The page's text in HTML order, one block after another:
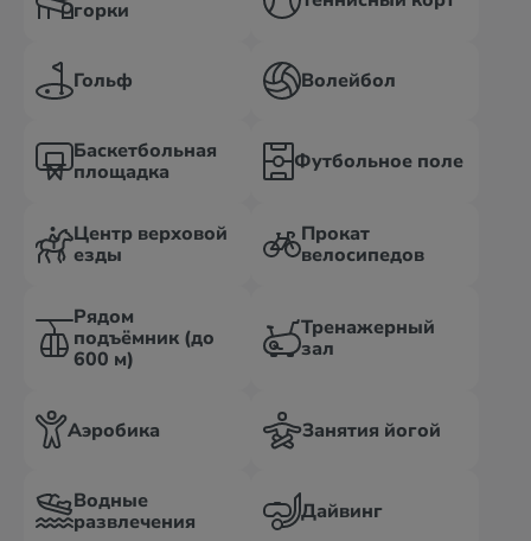
горки
Гольф Волейбол
Баскетбольная
площадка
Футбольное поле
Центр верховой
езды
Прокат
велосипедов
Рядом
подъёмник (до
600 м)
Тренажерный
зал
Аэробика Занятия йогой
Водные
развлечения
Дайвинг